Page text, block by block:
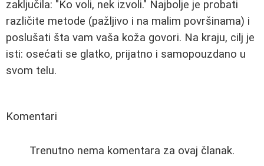
zaključila: "Ko voli, nek izvoli." Najbolje je probati
različite metode (pažljivo i na malim površinama) i
poslušati šta vam vaša koža govori. Na kraju, cilj je
isti: osećati se glatko, prijatno i samopouzdano u
svom telu.
Komentari
Trenutno nema komentara za ovaj članak.